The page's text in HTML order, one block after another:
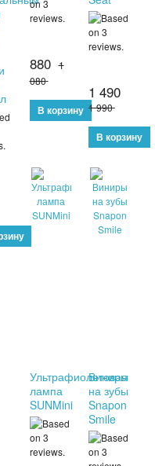
880 1
080
1 490
1 990
Ультрафиолетовая
лампа
SUNMini
Виниры
на зубы
Snapon
Smile